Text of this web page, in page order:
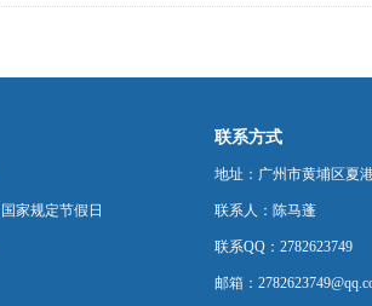
家规定节假日
联系方式
地址：广州市黄埔区夏
联系人：陈马蓬
联系QQ：2782623749
邮箱：